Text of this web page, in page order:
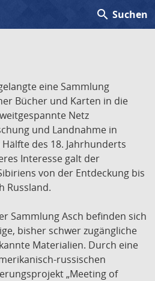
search Suchen
eine Sammlung
Bücher und Karten in die
Netz
und Landnahme in
des 18. Jahrhunderts
Interesse galt der
von der Entdeckung bis
Russland.
Sammlung Asch befinden sich
bisher schwer zugängliche
Materialien. Durch eine
russischen
„Meeting of